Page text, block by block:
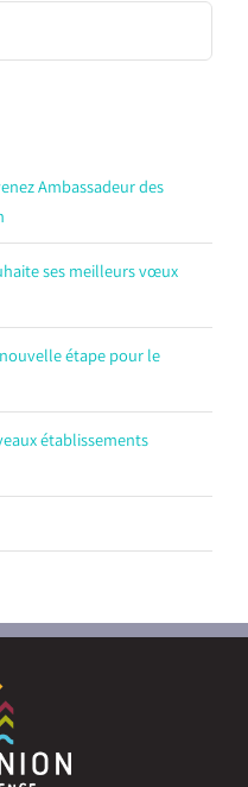
Ambassadeur des
ses meilleurs vœux
nouvelle étape pour le
établissements